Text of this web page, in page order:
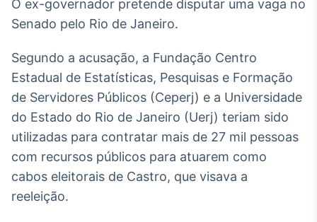
Broadcast
Conteúdos e
dados para
displays e telas
Broadcast
conteúdos
Soluções de
O ex-governador pretende disputar uma vaga no
Senado pelo Rio de Janeiro.
Segundo a acusação, a Fundação Centro
Estadual de Estatísticas, Pesquisas e Formação
de Servidores Públicos (Ceperj) e a Universidade
do Estado do Rio de Janeiro (Uerj) teriam sido
utilizadas para contratar mais de 27 mil pessoas
com recursos públicos para atuarem como
cabos eleitorais de Castro, que visava a
reeleição.